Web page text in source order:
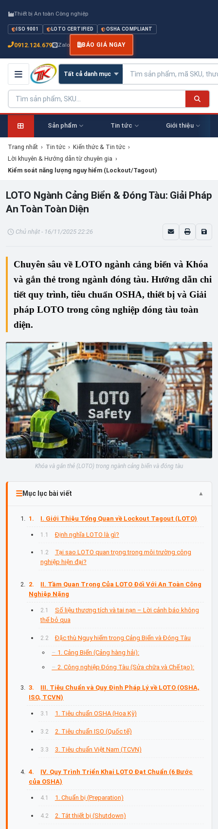
Thiết bị An toàn Công nghiệp
ISO 9001 LOTO CERTIFIED OSHA COMPLIANT
0912.124.679 Zalo BÁO GIÁ NGAY
Sản phẩm Tin tức Giới thiệu
Trang nhất › Tin tức › Kiến thức & Tin tức ›
Lời khuyên & Hướng dẫn từ chuyên gia ›
Kiểm soát năng lượng nguy hiểm (Lockout/Tagout)
LOTO Ngành Cảng Biển & Đóng Tàu: Giải Pháp
An Toàn Toàn Diện
Chủ nhật - 16/11/2025 22:26
Chuyên sâu về LOTO ngành cảng biển và Khóa
và gắn thẻ trong ngành đóng tàu. Hướng dẫn chi
tiết quy trình, tiêu chuẩn OSHA, thiết bị và Giải
pháp LOTO trong công nghiệp đóng tàu toàn
diện.
Khóa và gắn thẻ (LOTO) trong ngành cảng biển và đóng tàu
Mục lục bài viết
I. Giới Thiệu Tổng Quan về Lockout Tagout (LOTO)
Định nghĩa LOTO là gì?
Tại sao LOTO quan trọng trong môi trường công
nghiệp hiện đại?
II. Tầm Quan Trọng Của LOTO Đối Với An Toàn Công
Nghiệp Nặng
Số liệu thương tích và tai nạn – Lời cảnh báo không
thể bỏ qua
Đặc thù Nguy hiểm trong Cảng Biển và Đóng Tàu
1. Cảng Biển (Cảng hàng hải):
2. Công nghiệp Đóng Tàu (Sửa chữa và Chế tạo):
III. Tiêu Chuẩn và Quy Định Pháp Lý về LOTO (OSHA,
ISO, TCVN)
1. Tiêu chuẩn OSHA (Hoa Kỳ)
2. Tiêu chuẩn ISO (Quốc tế)
3. Tiêu chuẩn Việt Nam (TCVN)
IV. Quy Trình Triển Khai LOTO Đạt Chuẩn (6 Bước
của OSHA)
1. Chuẩn bị (Preparation)
2. Tắt thiết bị (Shutdown)